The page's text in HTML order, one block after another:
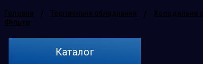
Головна / Торгівельне обладнання / Холодильне
Фільтр
Каталог